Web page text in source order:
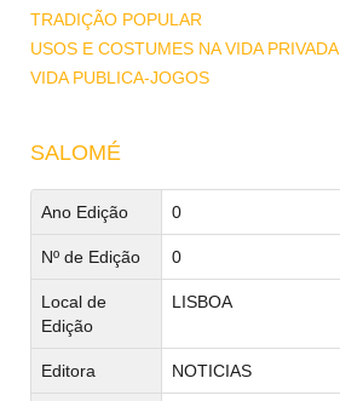
TRADIÇÃO POPULAR
USOS E COSTUMES NA VIDA PRIVADA
VIDA PUBLICA-JOGOS
SALOMÉ
Ano Edição 0
Nº de Edição 0
Local de
Edição
LISBOA
Editora NOTICIAS